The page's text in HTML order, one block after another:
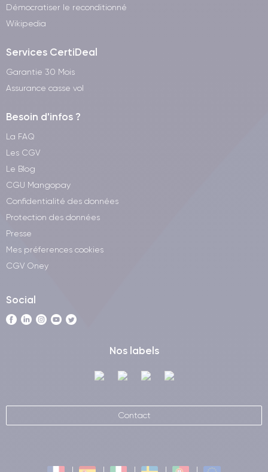
Démocratiser le reconditionné
Wikipedia
Services CertiDeal
Garantie 30 Mois
Assurance casse vol
Besoin d'infos ?
La FAQ
Les CGV
Le Blog
CGU Mangopay
Confidentialité des données
Protection des données
Presse
Mes préferences cookies
CGV Oney
Social
Nos labels
Contact